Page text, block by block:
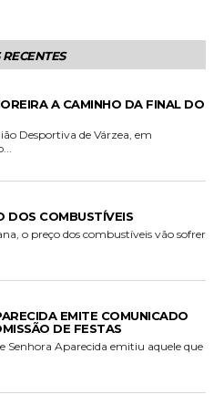
A CAMINHO DA FINAL DO
Desportiva de Várzea, em
DOS COMBUSTÍVEIS
o preço dos combustíveis vão sofrer
EMITE COMUNICADO
DE FESTAS
Senhora Aparecida emitiu aquele que